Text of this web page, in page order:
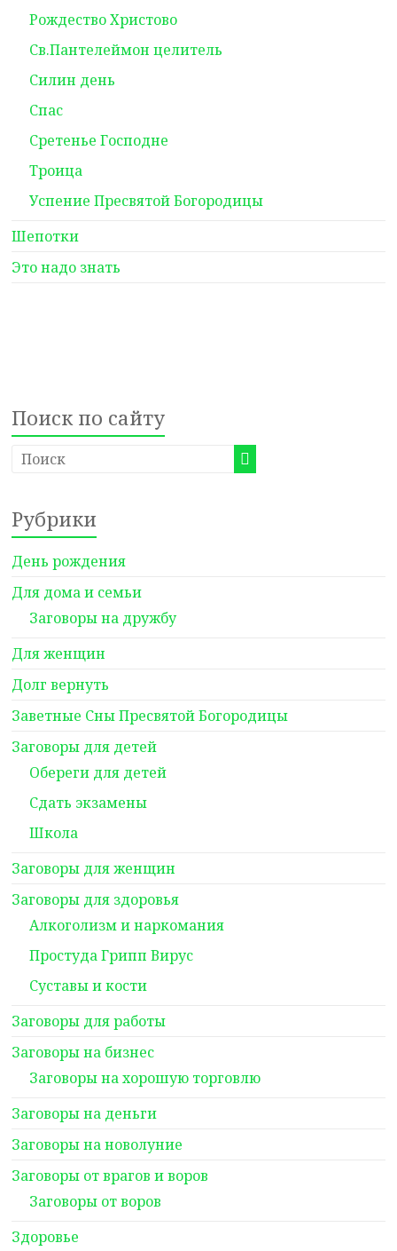
Рождество Христово
Св.Пантелеймон целитель
Силин день
Спас
Сретенье Господне
Троица
Успение Пресвятой Богородицы
Шепотки
Это надо знать
Поиск по сайту
Рубрики
День рождения
Для дома и семьи
Заговоры на дружбу
Для женщин
Долг вернуть
Заветные Сны Пресвятой Богородицы
Заговоры для детей
Обереги для детей
Сдать экзамены
Школа
Заговоры для женщин
Заговоры для здоровья
Алкоголизм и наркомания
Простуда Грипп Вирус
Суставы и кости
Заговоры для работы
Заговоры на бизнес
Заговоры на хорошую торговлю
Заговоры на деньги
Заговоры на новолуние
Заговоры от врагов и воров
Заговоры от воров
Здоровье